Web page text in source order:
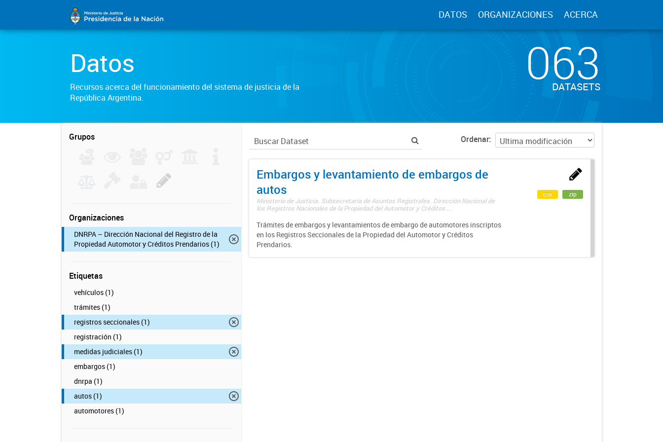
DATOS ORGANIZACIONES ACERCA
Datos
Recursos acerca del funcionamiento del sistema de justicia de la
República Argentina.
063
DATASETS
Grupos
Organizaciones
DNRPA – Dirección Nacional del Registro de la
Propiedad Automotor y Créditos Prendarios (1)
Etiquetas
vehículos (1)
trámites (1)
registros seccionales (1)
registración (1)
medidas judiciales (1)
embargos (1)
dnrpa (1)
autos (1)
automotores (1)
Ordenar
Embargos y levantamiento de embargos de
autos
Ministerio de Justicia. Subsecretaría de Asuntos Registrales. Dirección Nacional de
los Registros Nacionales de la Propiedad del Automotor y Créditos ...
Trámites de embargos y levantamientos de embargo de automotores inscriptos
en los Registros Seccionales de la Propiedad del Automotor y Créditos
Prendarios.
csv zip